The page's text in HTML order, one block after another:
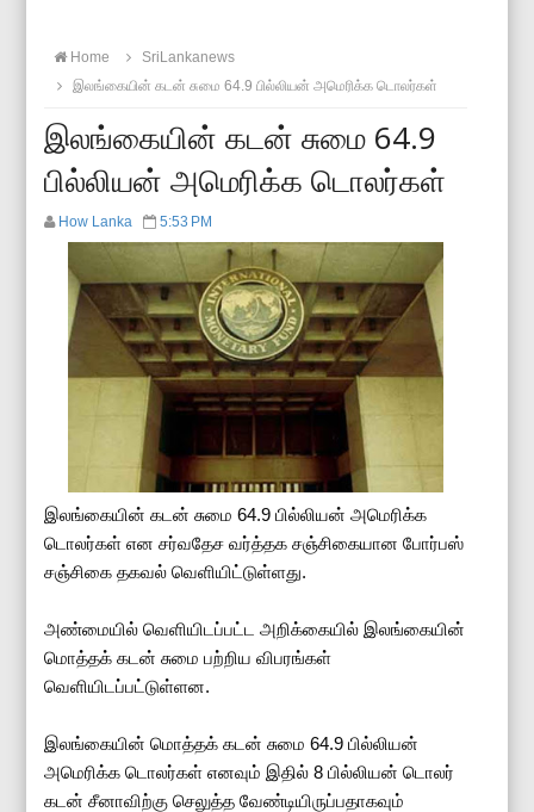
Home
SriLankanews
இலங்கையின் கடன் சுமை 64.9 பில்லியன் அமெரிக்க டொலர்கள்
இலங்கையின் கடன் சுமை 64.9
பில்லியன் அமெரிக்க டொலர்கள்
How Lanka 5:53 PM
இலங்கையின் கடன் சுமை 64.9 பில்லியன் அமெரிக்க
டொலர்கள் என சர்வதேச வர்த்தக சஞ்சிகையான போர்பஸ்
சஞ்சிகை தகவல் வெளியிட்டுள்ளது.
அண்மையில் வெளியிடப்பட்ட அறிக்கையில் இலங்கையின்
மொத்தக் கடன் சுமை பற்றிய விபரங்கள்
வெளியிடப்பட்டுள்ளன.
இலங்கையின் மொத்தக் கடன் சுமை 64.9 பில்லியன்
அமெரிக்க டொலர்கள் எனவும் இதில் 8 பில்லியன் டொலர்
கடன் சீனாவிற்கு செலுத்த வேண்டியிருப்பதாகவும்